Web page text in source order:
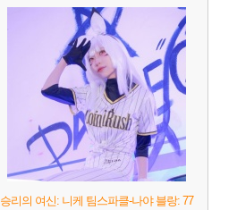
승리의 여신: 니케 팀스파클-나야 블랑: 77